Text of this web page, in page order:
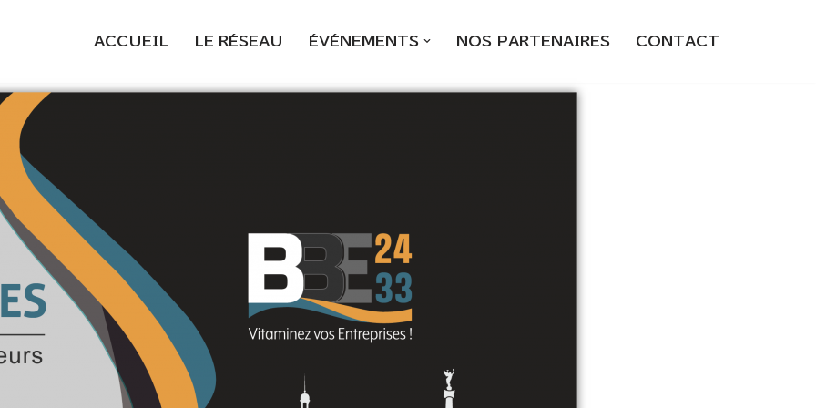
ACCUEIL LE RÉSEAU ÉVÉNEMENTS NOS PARTENAIRES CONTACT